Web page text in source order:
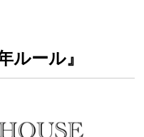
ルール』